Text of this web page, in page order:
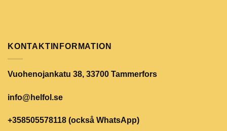
KONTAKTINFORMATION
Vuohenojankatu 38, 33700 Tammerfors
info@helfol.se
+358505578118 (också WhatsApp)